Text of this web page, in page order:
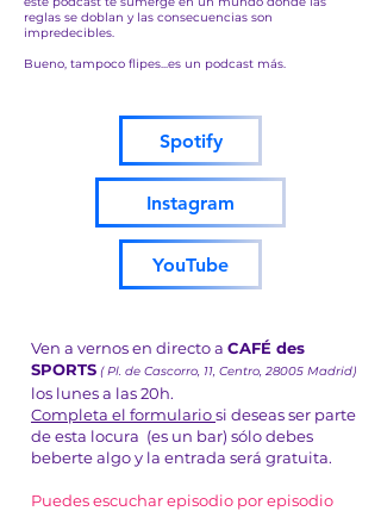
reglas se doblan y las consecuencias son
impredecibles.
Bueno, tampoco flipes...es un podcast más.
Spotify
Instagram
YouTube
Ven a vernos en directo a CAFÉ des
SPORTS ( Pl. de Cascorro, 11, Centro, 28005 Madrid)
los lunes a las 20h.
Completa el formulariosi deseas ser parte
de esta locura (es un bar) sólo debes
beberte algo y la entrada será gratuita.
Puedes escuchar episodio por episodio